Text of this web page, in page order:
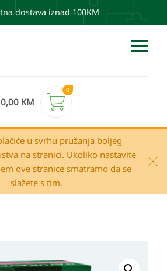
dostava iznad 100KM
0,00 KM
0
u svrhu pružanja boljeg
na stranici. Ukoliko nastavite
ove stranice smatramo da se
slažete s tim.